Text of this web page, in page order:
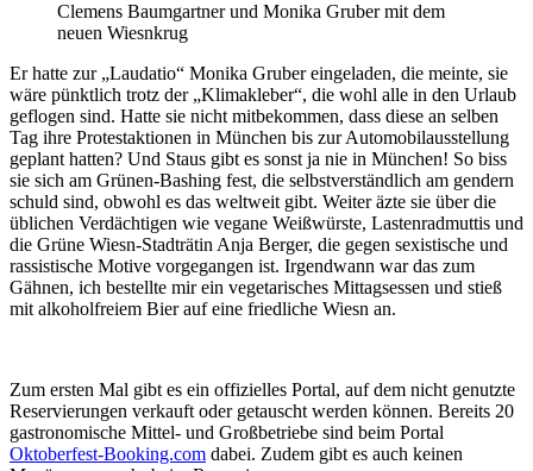
Clemens Baumgartner und Monika Gruber mit dem
neuen Wiesnkrug
Er hatte zur „Laudatio“ Monika Gruber eingeladen, die meinte, sie
wäre pünktlich trotz der „Klimakleber“, die wohl alle in den Urlaub
geflogen sind. Hatte sie nicht mitbekommen, dass diese an selben
Tag ihre Protestaktionen in München bis zur Automobilausstellung
geplant hatten? Und Staus gibt es sonst ja nie in München! So biss
sie sich am Grünen-Bashing fest, die selbstverständlich am gendern
schuld sind, obwohl es das weltweit gibt. Weiter äzte sie über die
üblichen Verdächtigen wie vegane Weißwürste, Lastenradmuttis und
die Grüne Wiesn-Stadträtin Anja Berger, die gegen sexistische und
rassistische Motive vorgegangen ist. Irgendwann war das zum
Gähnen, ich bestellte mir ein vegetarisches Mittagsessen und stieß
mit alkoholfreiem Bier auf eine friedliche Wiesn an.
Zum ersten Mal gibt es ein offizielles Portal, auf dem nicht genutzte
Reservierungen verkauft oder getauscht werden können. Bereits 20
gastronomische Mittel- und Großbetriebe sind beim Portal
Oktoberfest-Booking.com dabei. Zudem gibt es auch keinen